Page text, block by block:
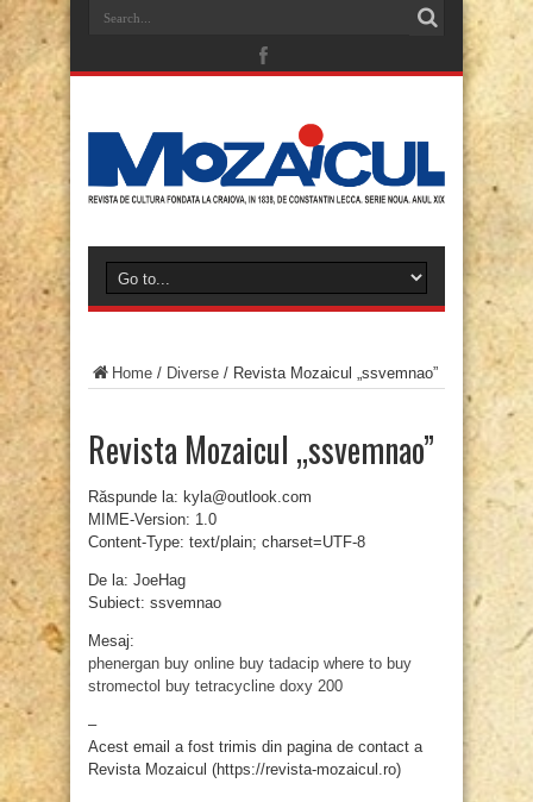
Home / Diverse / Revista Mozaicul „ssvemnao”
Revista Mozaicul „ssvemnao”
Răspunde la: kyla@outlook.com
MIME-Version: 1.0
Content-Type: text/plain; charset=UTF-8
De la: JoeHag
Subiect: ssvemnao
Mesaj:
phenergan buy online buy tadacip where to buy
stromectol buy tetracycline doxy 200
–
Acest email a fost trimis din pagina de contact a
Revista Mozaicul (https://revista-mozaicul.ro)